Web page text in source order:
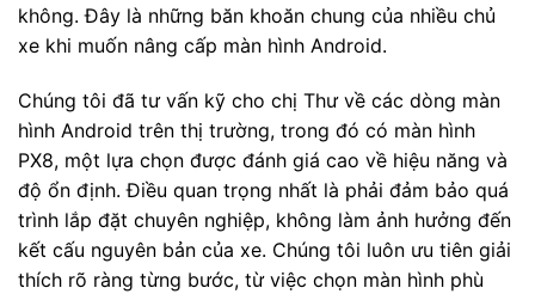
không. Đây là những băn khoăn chung của nhiều chủ
xe khi muốn nâng cấp màn hình Android.
Chúng tôi đã tư vấn kỹ cho chị Thư về các dòng màn
hình Android trên thị trường, trong đó có màn hình
PX8, một lựa chọn được đánh giá cao về hiệu năng và
độ ổn định. Điều quan trọng nhất là phải đảm bảo quá
trình lắp đặt chuyên nghiệp, không làm ảnh hưởng đến
kết cấu nguyên bản của xe. Chúng tôi luôn ưu tiên giải
thích rõ ràng từng bước, từ việc chọn màn hình phù